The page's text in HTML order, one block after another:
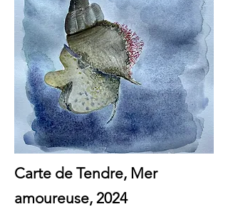
Carte de Tendre, Mer
amoureuse, 2024